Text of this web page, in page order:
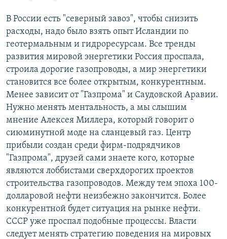
В России есть "северный завоз", чтобы снизить
расходы, надо было взять опыт Исландии по
геотермальным и гидроресурсам. Все тренды
развития мировой энергетики Россия проспала,
строила дорогие газопроводы, а мир энергетики
становится все более открытым, конкурентным.
Менее зависит от "Газпрома" и Саудовской Аравии.
Нужно менять ментальность, а мы слышим
мнение Алексея Миллера, который говорит о
сиюминутной моде на сланцевый газ. Центр
прибыли создан среди фирм-подрядчиков
"Газпрома", друзей сами знаете кого, которые
являются лоббистами сверхдорогих проектов
строительства газопроводов. Между тем эпоха 100-
долларовой нефти неизбежно закончится. Более
конкурентной будет ситуация на рынке нефти.
СССР уже проспал подобные процессы. Власти
следует менять стратегию поведения на мировых